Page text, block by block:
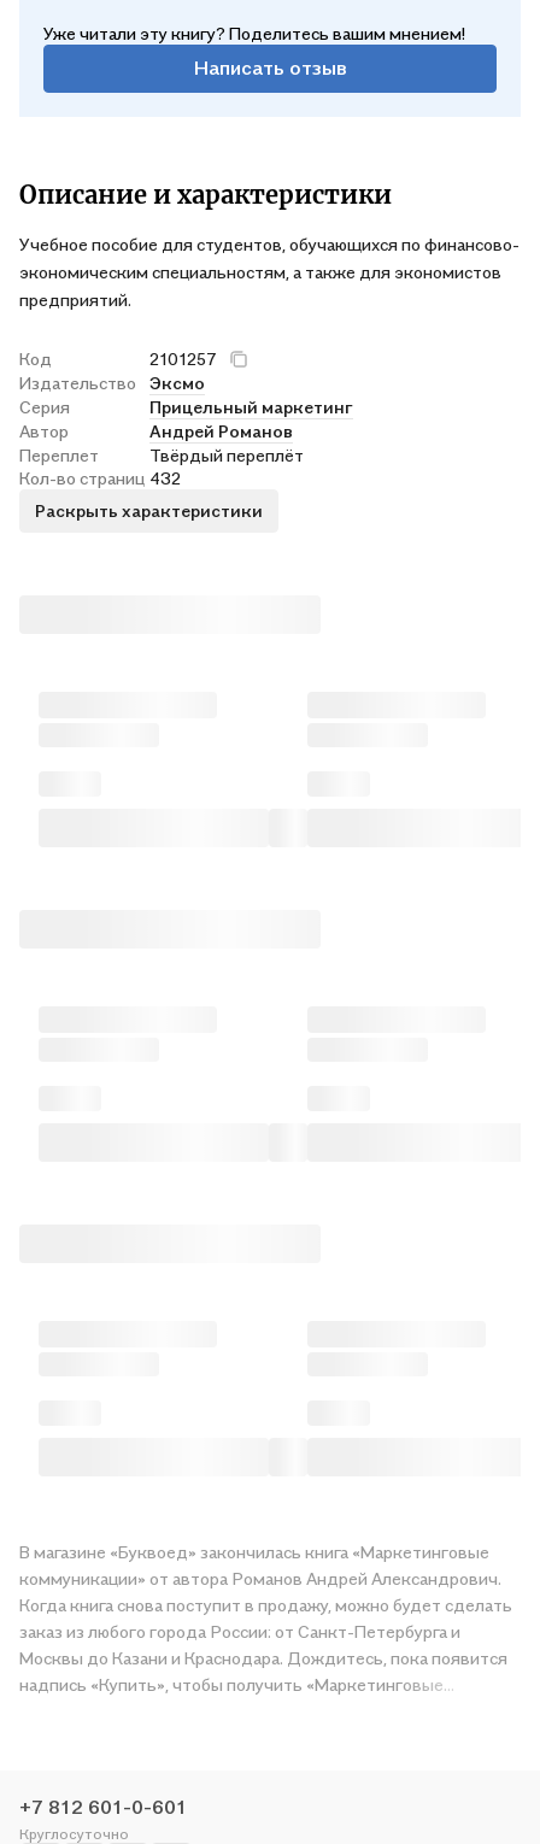
Уже читали эту книгу? Поделитесь вашим мнением!
Написать отзыв
Описание и характеристики
Учебное пособие для студентов, обучающихся по финансово-
экономическим специальностям, а также для экономистов
предприятий.
Код
2101257
Издательство
Эксмо
Серия
Прицельный маркетинг
Автор
Андрей Романов
Переплет
Твёрдый переплёт
Кол-во страниц 432
Раскрыть характеристики
В магазине «Буквоед» закончилась книга «Маркетинговые
коммуникации» от автора Романов Андрей Александрович.
Когда книга снова поступит в продажу, можно будет сделать
заказ из любого города России: от Санкт-Петербурга и
Москвы до Казани и Краснодара. Дождитесь, пока появится
надпись «Купить», чтобы получить «Маркетинговые
чтобы не упустить выгоду!
+7 812 601-0-601
Круглосуточно